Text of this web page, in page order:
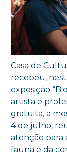
Casa de
recebeu,
exposição
artista e
gratuita, a
4 de julho,
atenção para
fauna e da